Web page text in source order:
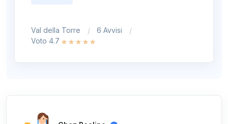
Val della Torre
6 Avvisi
Voto 4.7